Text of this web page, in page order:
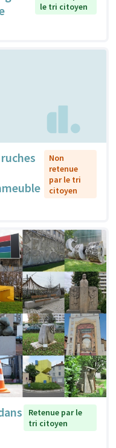
le tri citoyen
Non
retenue
par le tri
citoyen
Retenue par le
tri citoyen